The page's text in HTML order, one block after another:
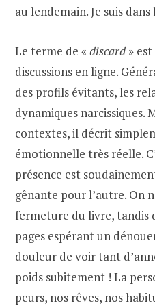
au lendemain. Je suis
Le terme de « discard»
discussions en ligne.
des profils évitants, les
dynamiques narcissiques.
contextes, il décrit
émotionnelle très réelle.
présence est
gênante pour l’autre. On
fermeture du livre, tandis
pages espérant un
douleur de voir tant
poids subitement ! La
peurs, nos rêves, nos